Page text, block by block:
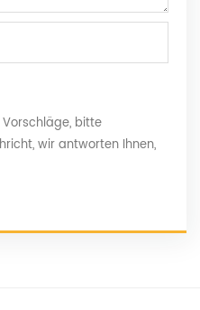
Vorschläge, bitte
wir antworten Ihnen,